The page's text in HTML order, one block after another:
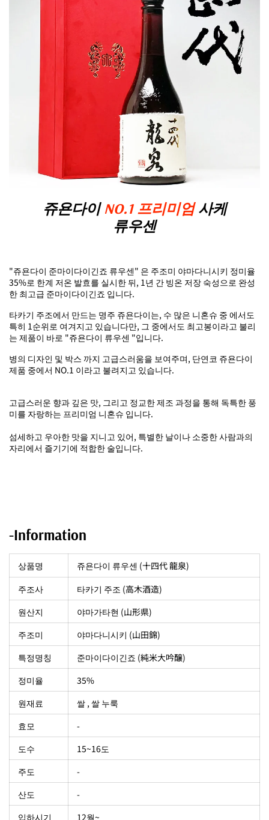
쥬욘다이NO.1 프리미엄사케
류우센
"쥬욘다이 준마이다이긴죠 류우센" 은 주조미 야마다니시키 정미율
35%로 한계 저온 발효를 실시한 뒤, 1년 간 빙온 저장 숙성으로 완성
한 최고급 준마이다이긴죠 입니다.
타카기 주조에서 만드는 명주 쥬욘다이는, 수 많은 니혼슈 중 에서도
특히 1순위로 여겨지고 있습니다만, 그 중에서도 최고봉이라고 불리
는 제품이 바로 "쥬욘다이 류우센 "입니다.
병의 디자인 및 박스 까지 고급스러움을 보여주며, 단연코 쥬욘다이
제품 중에서 NO.1 이라고 불려지고 있습니다.
고급스러운 향과 깊은 맛, 그리고 정교한 제조 과정을 통해 독특한 풍
미를 자랑하는 프리미엄 니혼슈 입니다.
섬세하고 우아한 맛을 지니고 있어, 특별한 날이나 소중한 사람과의
자리에서 즐기기에 적합한 술입니다.
-Information
상품명
쥬욘다이 류우센 (十四代 龍泉)
주조사
타카기 주조 (高木酒造)
원산지
야마가타현 (山形県)
주조미
야마다니시키 (山田錦)
특정명칭
준마이다이긴죠 (純米大吟醸)
정미율
35%
원재료
쌀 , 쌀 누룩
효모
-
도수
15~16도
주도
-
산도
-
입하시기
12월~